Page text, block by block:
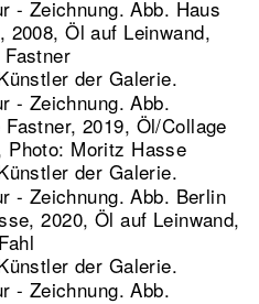
- Zeichnung.Abb. Haus
2008, Öl auf Leinwand,
der Galerie.
- Zeichnung.Abb.
2019, Öl/Collage
Photo: Moritz Hasse
der Galerie.
- Zeichnung.Abb. Berlin
2020, Öl auf Leinwand,
der Galerie.
- Zeichnung.Abb.